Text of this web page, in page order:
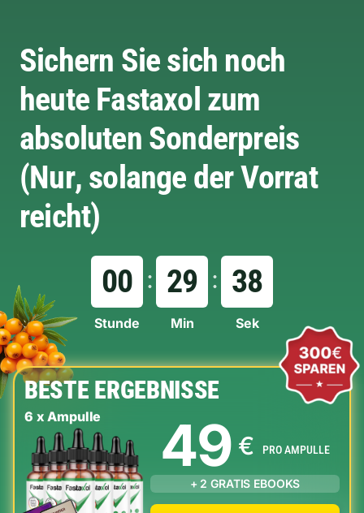
Sichern Sie sich noch
heute Fastaxol zum
absoluten Sonderpreis
(Nur, solange der Vorrat
reicht)
00
29 38
Stunde Min Sek
BESTE ERGEBNISSE
6 x Ampulle 49 € PRO AMPULLE
+ 2 GRATIS EBOOKS